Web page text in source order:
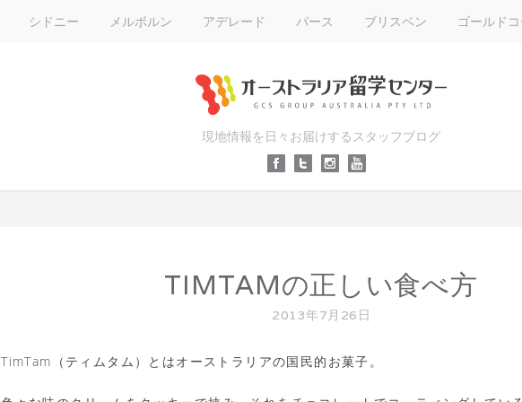
シドニー メルボルン アデレード パース ブリスベン ゴールド
現地情報を日々お届けするスタッフブログ
TIMTAMの正しい食べ方
2013年7月26日
TimTam（ティムタム）とはオーストラリアの国民的お菓子。